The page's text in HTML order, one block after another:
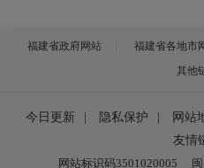
福建省政府网站 福建省各地市
其他
今日更新 隐私保护 网站
友情
网站标识码3501020005